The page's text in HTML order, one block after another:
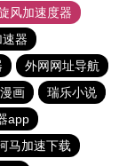
风加速度器
器
外网网址导航
画
瑞乐小说
app
马加速下载